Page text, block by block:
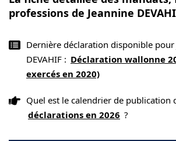
professions de Jeannine
Dernière déclaration disponible pour
DEVAHIF : Déclaration wallonne
exercés en 2020)
Quel est le calendrier de publication
déclarations en 2026 ?